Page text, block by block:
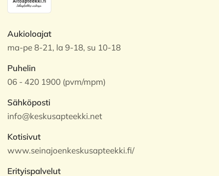
Aukioloajat
ma-pe 8-21, la 9-18, su 10-18
Puhelin
06 - 420 1900 (pvm/mpm)
Sähköposti
info@keskusapteekki.net
Kotisivut
www.seinajoenkeskusapteekki.fi/
Erityispalvelut